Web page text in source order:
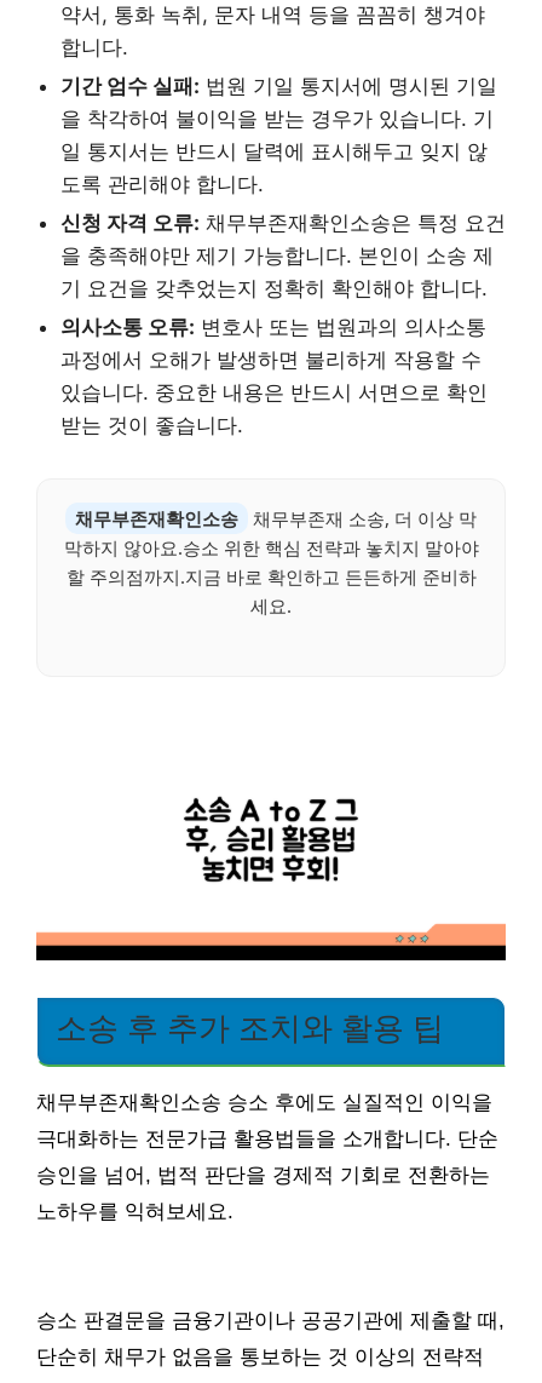
약서, 통화 녹취, 문자 내역 등을 꼼꼼히 챙겨야
합니다.
기간 엄수 실패: 법원 기일 통지서에 명시된 기일
을 착각하여 불이익을 받는 경우가 있습니다. 기
일 통지서는 반드시 달력에 표시해두고 잊지 않
도록 관리해야 합니다.
신청 자격 오류: 채무부존재확인소송은 특정 요건
을 충족해야만 제기 가능합니다. 본인이 소송 제
기 요건을 갖추었는지 정확히 확인해야 합니다.
의사소통 오류: 변호사 또는 법원과의 의사소통
과정에서 오해가 발생하면 불리하게 작용할 수
있습니다. 중요한 내용은 반드시 서면으로 확인
받는 것이 좋습니다.
채무부존재확인소송 채무부존재 소송, 더 이상 막
막하지 않아요.승소 위한 핵심 전략과 놓치지 말아야
할 주의점까지.지금 바로 확인하고 든든하게 준비하
세요.
소송 후 추가 조치와 활용 팁
채무부존재확인소송 승소 후에도 실질적인 이익을
극대화하는 전문가급 활용법들을 소개합니다. 단순
승인을 넘어, 법적 판단을 경제적 기회로 전환하는
노하우를 익혀보세요.
승소 판결문을 금융기관이나 공공기관에 제출할 때,
단순히 채무가 없음을 통보하는 것 이상의 전략적